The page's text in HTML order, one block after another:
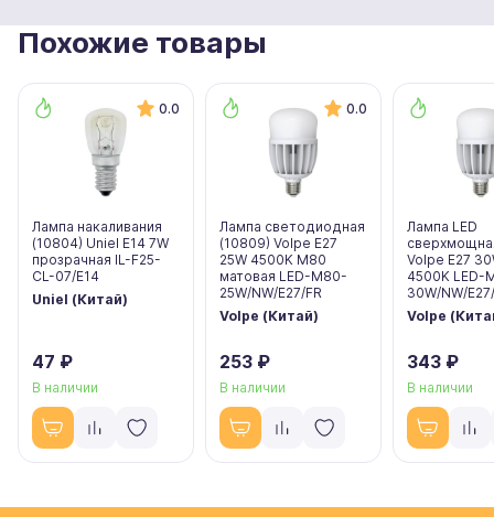
Похожие товары
0.0
Лампа накаливания
(10804) Uniel E14 7W
прозрачная IL-F25-
CL-07/E14
Uniel (Китай)
47 ₽
В наличии
0.0
Лампа светодиодная
(10809) Volpe E27
25W 4500K M80
матовая LED-M80-
25W/NW/E27/FR
Volpe (Китай)
253 ₽
В наличии
Лампа LED
Volpe E27
4500K LED-
30W/NW/
Volpe
343 ₽
В наличии